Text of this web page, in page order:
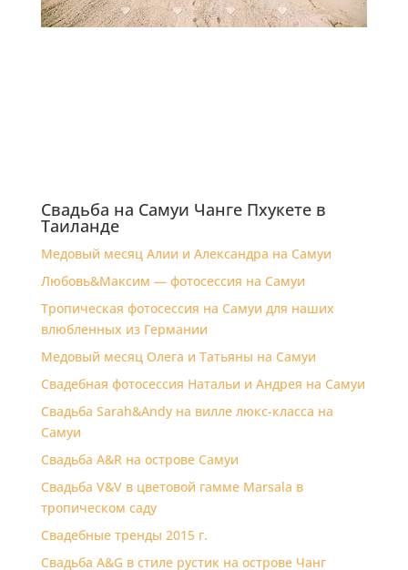
Свадьба на Самуи Чанге Пхукете в
Таиланде
Медовый месяц Алии и Александра на Самуи
Любовь&Максим — фотосессия на Самуи
Тропическая фотосессия на Самуи для наших
влюбленных из Германии
Медовый месяц Олега и Татьяны на Самуи
Свадебная фотосессия Натальи и Андрея на Самуи
Свадьба Sarah&Andy на вилле люкс-класса на
Самуи
Свадьба A&R на острове Самуи
Свадьба V&V в цветовой гамме Marsala в
тропическом саду
Свадебные тренды 2015 г.
Свадьба A&G в стиле рустик на острове Чанг